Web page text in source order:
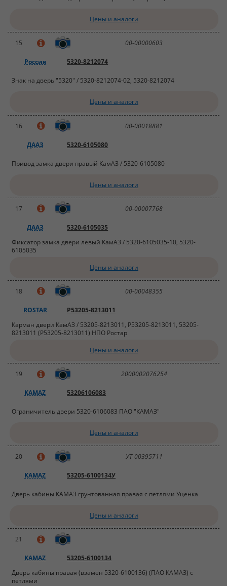
Цены и аналоги
15 00-00000603
Россия 5320-8212074
Знак на дверь "5320" / 5320-8212074-02, 5320-8212074
Цены и аналоги
16 00-00018881
ДААЗ 5320-6105080
Привод замка двери правый КамАЗ / 5320-6105080
Цены и аналоги
17 00-00007768
ДААЗ
5320-6105035
Фиксатор замка двери левый КамАЗ / 5320-6105035-10, 5320-
6105035
Цены и аналоги
18 00-00048355
ROSTAR
Р53205-8213011
Карман двери КамАЗ / 53205-8213011, Р53205-8213011, 53205-
8213011 (Р53205-8213011) НПО Ростар
Цены и аналоги
19 2000002076254
KAMAZ 53206106083
Ограничитель двери 5320-6106083 ПАО "КАМАЗ"
Цены и аналоги
20 УТ-00395711
KAMAZ 53205-6100134У
Дверь кабины КАМАЗ грунтованная правая с петлями Уценка
Цены и аналоги
21
KAMAZ
53205-6100134
Дверь кабины правая (взамен 5320-6100136) (ПАО КАМАЗ) с
петлями